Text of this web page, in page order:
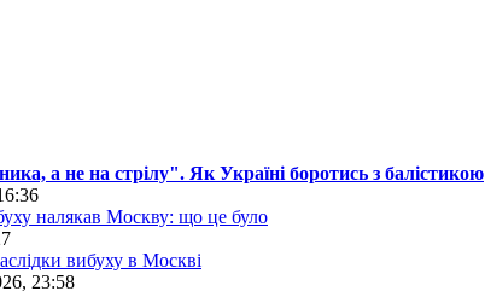
а не на стрілу". Як Україні боротись з балістикою
налякав Москву: що це було
вибуху в Москві
23:58